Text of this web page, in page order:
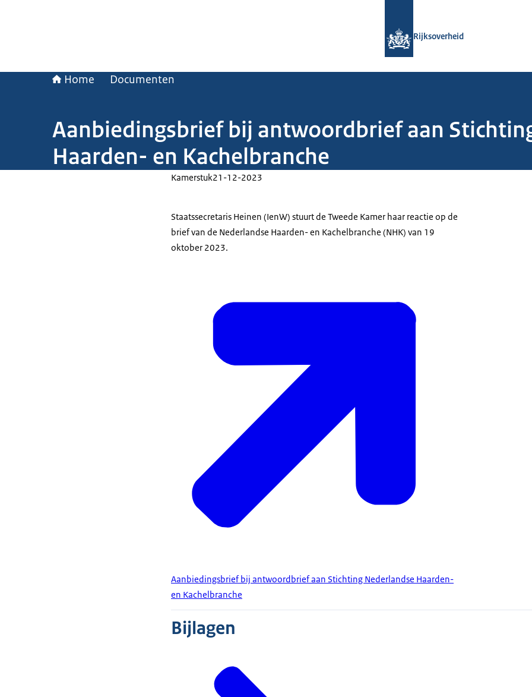
Rijksoverheid
Home Documenten
Aanbiedingsbrief bij antwoordbrief aan
Haarden- en Kachelbranche
Kamerstuk21-12-2023
Staatssecretaris Heinen (IenW) stuurt de Tweede Kamer haar reactie op de
brief van de Nederlandse Haarden- en Kachelbranche (NHK) van 19
oktober 2023.
Aanbiedingsbrief bij antwoordbrief aan Stichting Nederlandse Haarden-
en Kachelbranche
Bijlagen